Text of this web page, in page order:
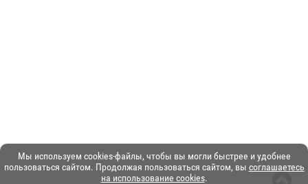
Мы используем cookies-файлы, чтобы вы могли быстрее и удобнее
пользоваться сайтом. Продолжая пользоваться сайтом, вы соглашаетесь
на использование cookies.